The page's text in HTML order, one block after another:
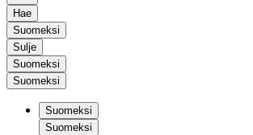
Hae
Suomeksi
Sulje
Suomeksi
Suomeksi
Suomeksi
Suomeksi